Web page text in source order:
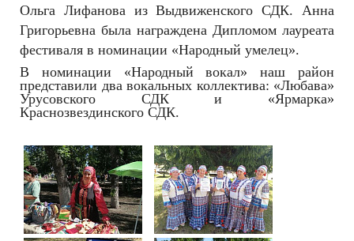
Ольга Лифанова из Выдвиженского СДК. Анна
Григорьевна была награждена Дипломом лауреата
фестиваля в номинации «Народный умелец».
В номинации «Народный вокал» наш район
представили два вокальных коллектива: «Любава»
Урусовского СДК и «Ярмарка»
Краснозвездинского СДК.